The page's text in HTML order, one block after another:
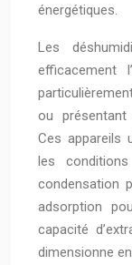
énergétiques.
Les
efficacement
ou présentant
Ces appareils
les
condensation
adsorption
capacité
dimensionne